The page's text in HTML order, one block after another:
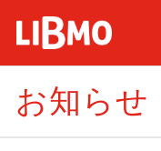
お知らせ